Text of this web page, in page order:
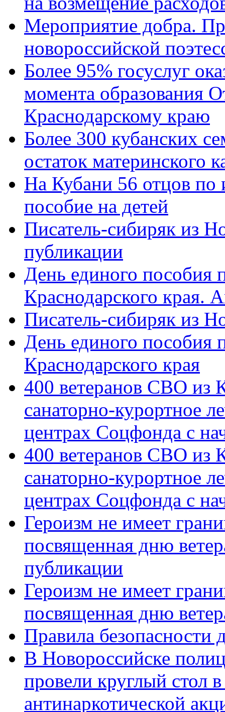
Мероприятие добра.
новороссийской
Более 95% госуслуг
момента образования
Краснодарскому краю
Более 300 кубанских
остаток материнского
На Кубани 56 отцов по
пособие на детей
Писатель-сибиряк из
публикации
День единого пособия
Краснодарского края.
Писатель-сибиряк из
День единого пособия
Краснодарского края
400 ветеранов СВО из
санаторно-курортное
центрах Соцфонда с
400 ветеранов СВО из
санаторно-курортное
центрах Соцфонда с
Героизм не имеет
посвященная дню
публикации
Героизм не имеет
посвященная дню
Правила безопасности
В Новороссийске
провели круглый стол
антинаркотической